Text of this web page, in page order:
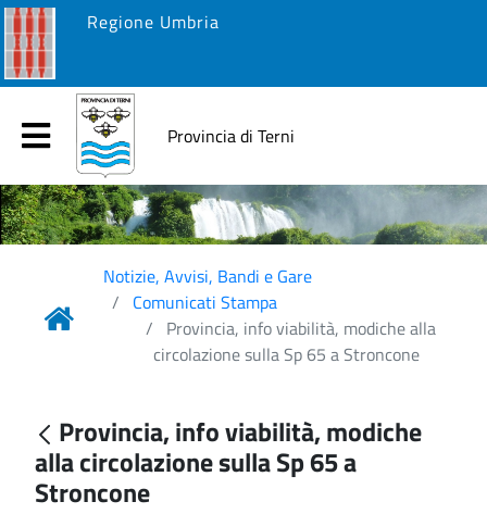
Regione Umbria
Provincia di Terni
Notizie, Avvisi, Bandi e Gare
Comunicati Stampa
Provincia, info viabilità, modiche alla
circolazione sulla Sp 65 a Stroncone
Provincia, info viabilità, modiche
alla circolazione sulla Sp 65 a
Stroncone